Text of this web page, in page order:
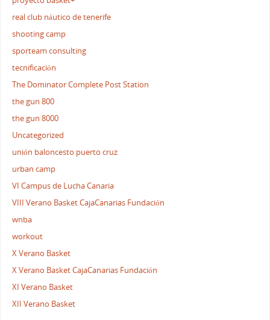
real club náutico de tenerife
shooting camp
sporteam consulting
tecnificación
The Dominator Complete Post Station
the gun 800
the gun 8000
Uncategorized
unión baloncesto puerto cruz
urban camp
VI Campus de Lucha Canaria
VIII Verano Basket CajaCanarias Fundación
wnba
workout
X Verano Basket
X Verano Basket CajaCanarias Fundación
XI Verano Basket
XII Verano Basket